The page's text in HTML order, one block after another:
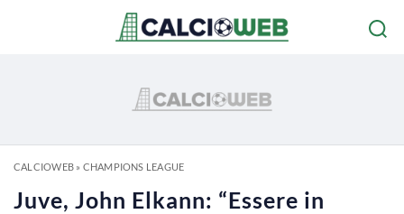
CALCIOWEB» CHAMPIONS LEAGUE
Juve, John Elkann: “Essere in